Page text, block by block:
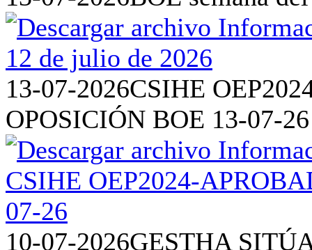
13-07-2026CSIHE
OPOSICIÓN BOE 13-07-26
10-07-2026GESTHA